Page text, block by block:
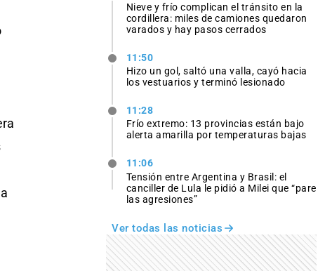
Nieve y frío complican el tránsito en la
cordillera: miles de camiones quedaron
varados y hay pasos cerrados
11:50
Hizo un gol, saltó una valla, cayó hacia
los vestuarios y terminó lesionado
11:28
Frío extremo: 13 provincias están bajo
alerta amarilla por temperaturas bajas
11:06
Tensión entre Argentina y Brasil: el
canciller de Lula le pidió a Milei que “pare
las agresiones”
Ver todas las noticias